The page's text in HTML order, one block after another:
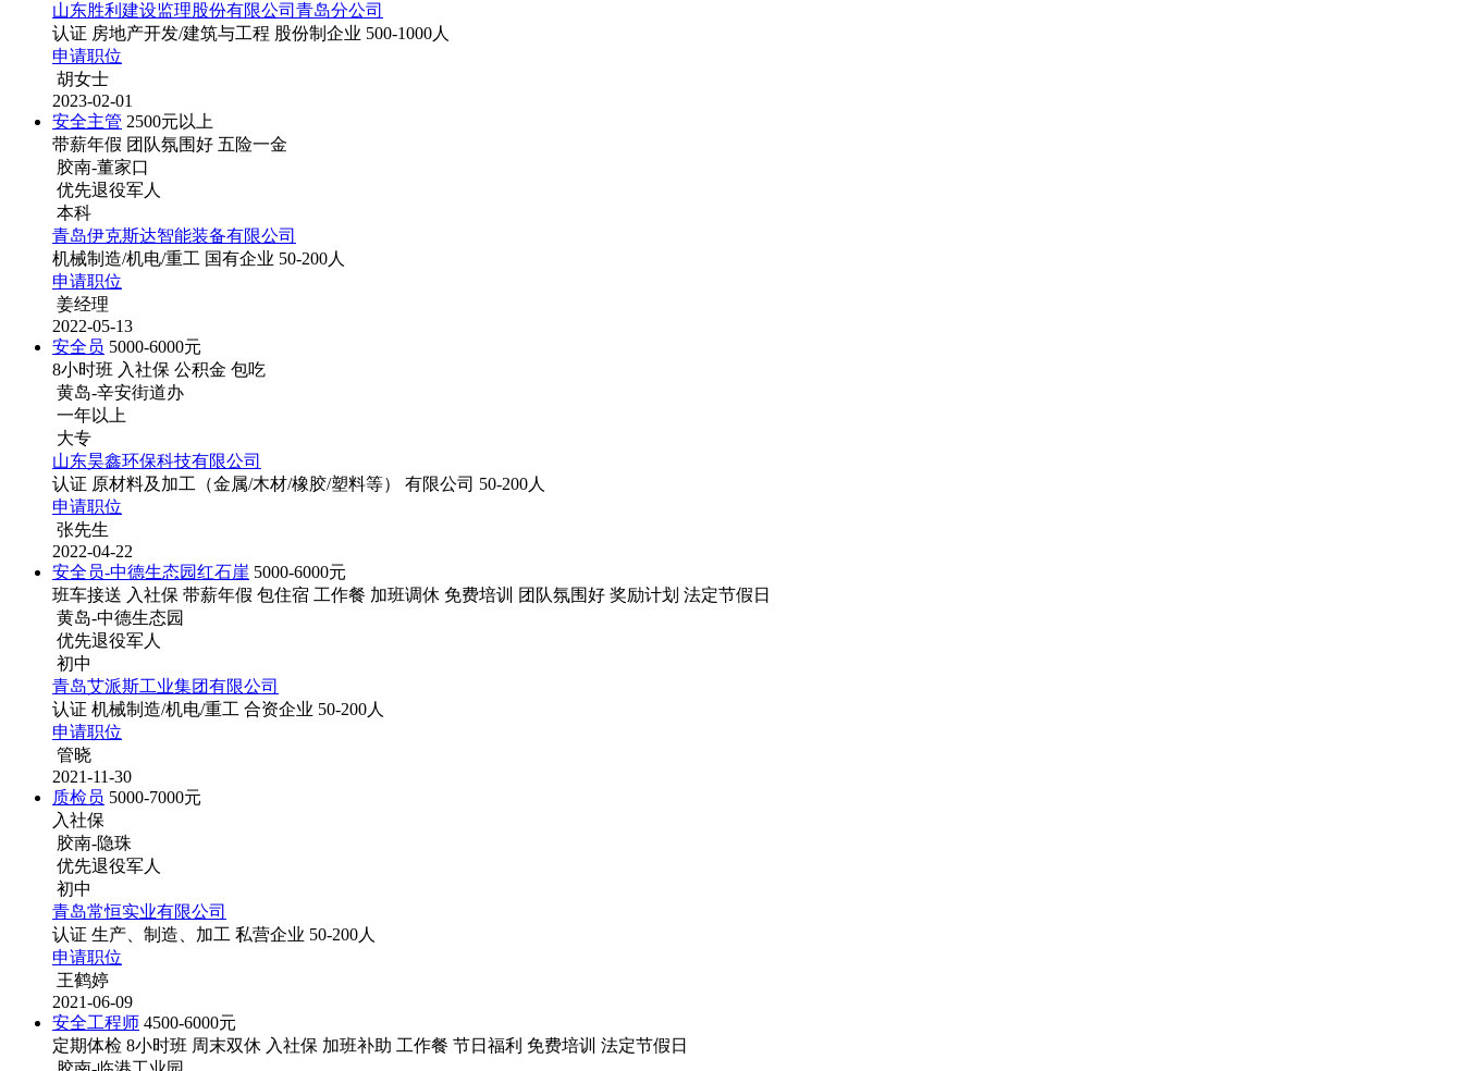
山东胜利建设监理股份有限公司青岛分公司
认证 房地产开发/建筑与工程 股份制企业 500-1000人
申请职位
胡女士
2023-02-01
安全主管 2500元以上
带薪年假 团队氛围好 五险一金
胶南-董家口
优先退役军人
本科
青岛伊克斯达智能装备有限公司
机械制造/机电/重工 国有企业 50-200人
申请职位
姜经理
2022-05-13
安全员 5000-6000元
8小时班 入社保 公积金 包吃
黄岛-辛安街道办
一年以上
大专
山东昊鑫环保科技有限公司
认证 原材料及加工（金属/木材/橡胶/塑料等） 有限公司 50-200人
申请职位
张先生
2022-04-22
安全员-中德生态园红石崖 5000-6000元
班车接送 入社保 带薪年假 包住宿 工作餐 加班调休 免费培训 团队氛围好 奖励计划 法定节假日
黄岛-中德生态园
优先退役军人
初中
青岛艾派斯工业集团有限公司
认证 机械制造/机电/重工 合资企业 50-200人
申请职位
管晓
2021-11-30
质检员 5000-7000元
入社保
胶南-隐珠
优先退役军人
初中
青岛常恒实业有限公司
认证 生产、制造、加工 私营企业 50-200人
申请职位
王鹤婷
2021-06-09
安全工程师 4500-6000元
定期体检 8小时班 周末双休 入社保 加班补助 工作餐 节日福利 免费培训 法定节假日